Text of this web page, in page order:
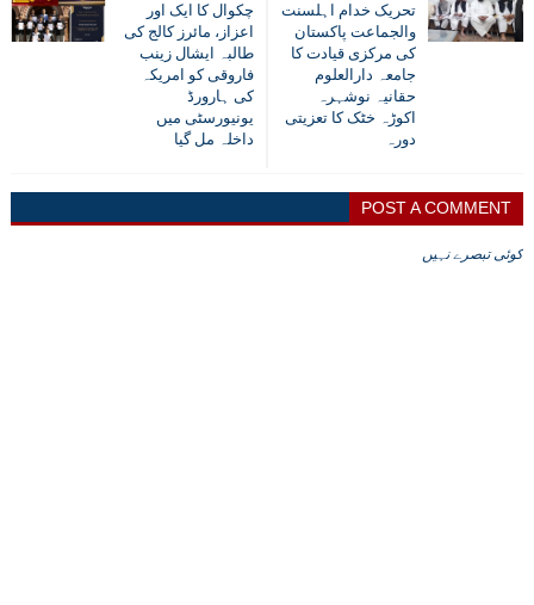
تحریک خدام اہلسنت
والجماعت پاکستان
کی مرکزی قیادت کا
جامعہ دارالعلوم
حقانیہ نوشہرہ
اکوڑہ خٹک کا تعزیتی
دورہ
چکوال کا ایک اور
اعزاز، مائرز کالج کی
طالبہ ایشال زینب
فاروقی کو امریکہ
کی ہارورڈ
یونیورسٹی میں
داخلہ مل گیا
POST A COMMENT
کوئی تبصرے نہیں